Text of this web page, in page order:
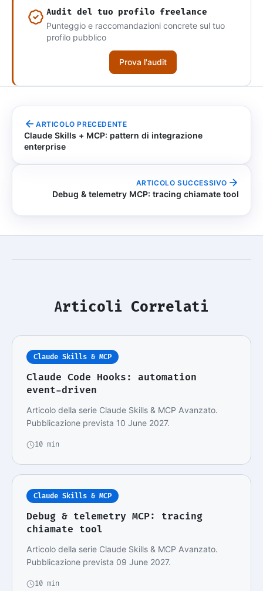
Audit del tuo profilo freelance
Punteggio e raccomandazioni concrete sul tuo
profilo pubblico
Prova l'audit
ARTICOLO PRECEDENTE
Claude Skills + MCP: pattern di integrazione
enterprise
ARTICOLO SUCCESSIVO
Debug & telemetry MCP: tracing chiamate tool
Articoli Correlati
Claude Skills & MCP
Claude Code Hooks: automation
event-driven
Articolo della serie Claude Skills & MCP Avanzato.
Pubblicazione prevista 10 June 2027.
10 min
Claude Skills & MCP
Debug & telemetry MCP: tracing
chiamate tool
Articolo della serie Claude Skills & MCP Avanzato.
Pubblicazione prevista 09 June 2027.
10 min